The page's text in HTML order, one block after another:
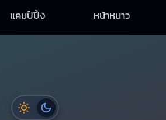
แคมป์ปิ้ง หน้าหนาว